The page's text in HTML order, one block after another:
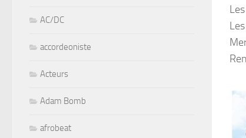
AC/DC
accordeoniste
Acteurs
Adam Bomb
afrobeat